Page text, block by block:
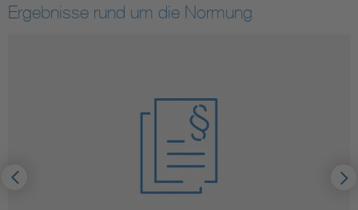
Ergebnisse rund um die Normung